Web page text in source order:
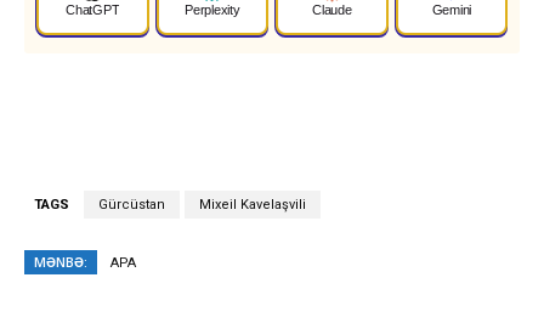
ChatGPT Perplexity Claude Gemini
TAGS Gürcüstan Mixeil Kavelaşvili
MƏNBƏ: APA